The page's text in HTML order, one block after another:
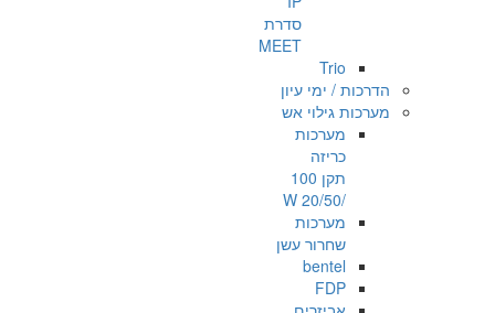
סדרת
MEET
Trio
הדרכות / ימי עיון
מערכות גילוי אש
מערכות
כריזה
תקן 100
/20/50 W
מערכות
שחרור עשן
bentel
FDP